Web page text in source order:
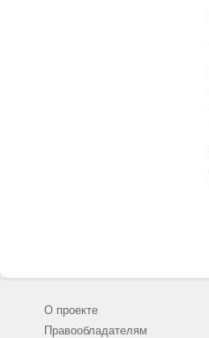
О проекте
Правообладателям